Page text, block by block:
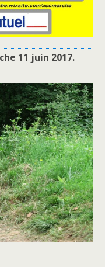
11 juin 2017.